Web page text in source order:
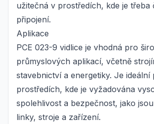
užitečná v prostředích, kde je třeba
připojení.
Aplikace
PCE 023-9 vidlice je vhodná pro
průmyslových aplikací, včetně
stavebnictví a energetiky. Je
prostředích, kde je vyžadována
spolehlivost a bezpečnost, jako
linky, stroje a zařízení.